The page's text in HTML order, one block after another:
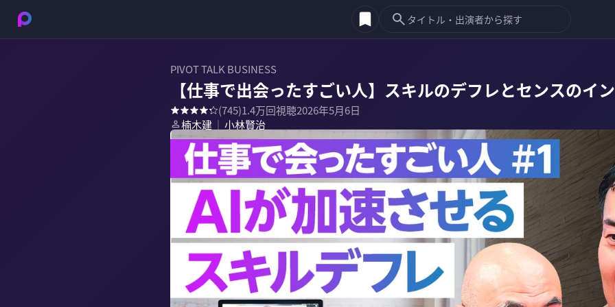
PIVOT TALK BUSINESS
【仕事で出会ったすごい人】スキルのデフレとセンスのイ
(745)1.4万回視聴2026年5月6日
楠木建 ｜ 小林賢治